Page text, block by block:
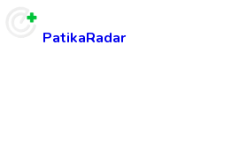
PatikaRadar